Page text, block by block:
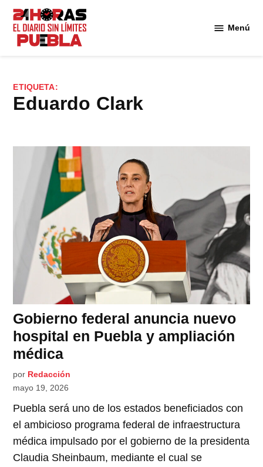
Saltar
contenido
Menú
ETIQUETA:
Eduardo Clark
Gobierno federal anuncia nuevo
hospital en Puebla y ampliación
médica
por Redacción
mayo 19, 2026
Puebla será uno de los estados beneficiados con
el ambicioso programa federal de infraestructura
médica impulsado por el gobierno de la presidenta
Claudia Sheinbaum, mediante el cual se